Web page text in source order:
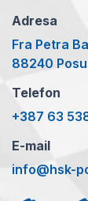
Adresa
Fra Petra
88240
Telefon
+387 63
E-mail
info@hsk-